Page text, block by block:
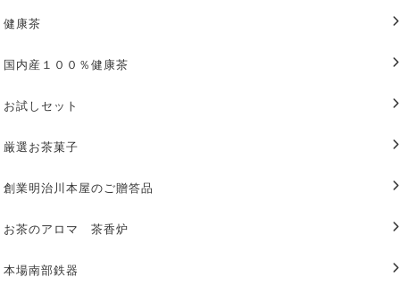
健康茶
国内産１００％健康茶
お試しセット
厳選お茶菓子
創業明治川本屋のご贈答品
お茶のアロマ 茶香炉
本場南部鉄器